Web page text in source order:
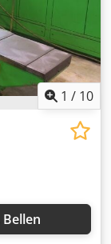
1 / 10
Bellen